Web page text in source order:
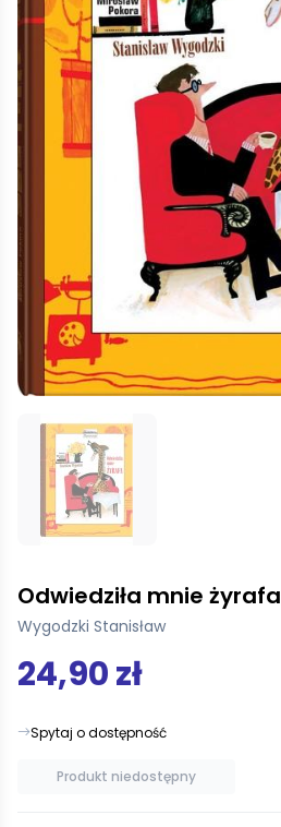
Odwiedziła mnie żyrafa
Wygodzki Stanisław
24,90 zł
Spytaj o dostępność
Produkt niedostępny